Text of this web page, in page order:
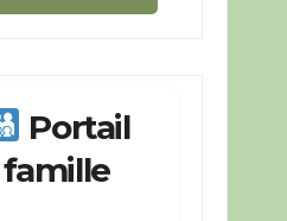
Portail
famille